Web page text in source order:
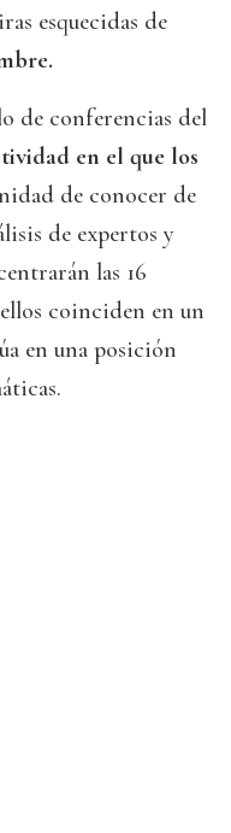
esquecidas de
de conferencias del
en el que los
de conocer de
de expertos y
las 16
coinciden en un
en una posición